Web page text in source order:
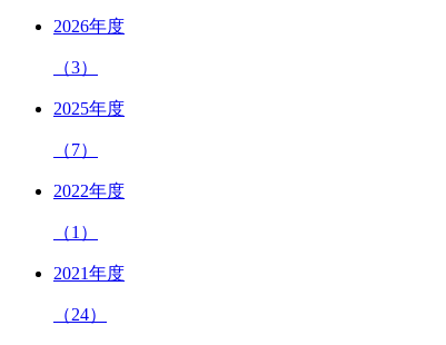
2026年度
（3）
2025年度
（7）
2022年度
（1）
2021年度
（24）